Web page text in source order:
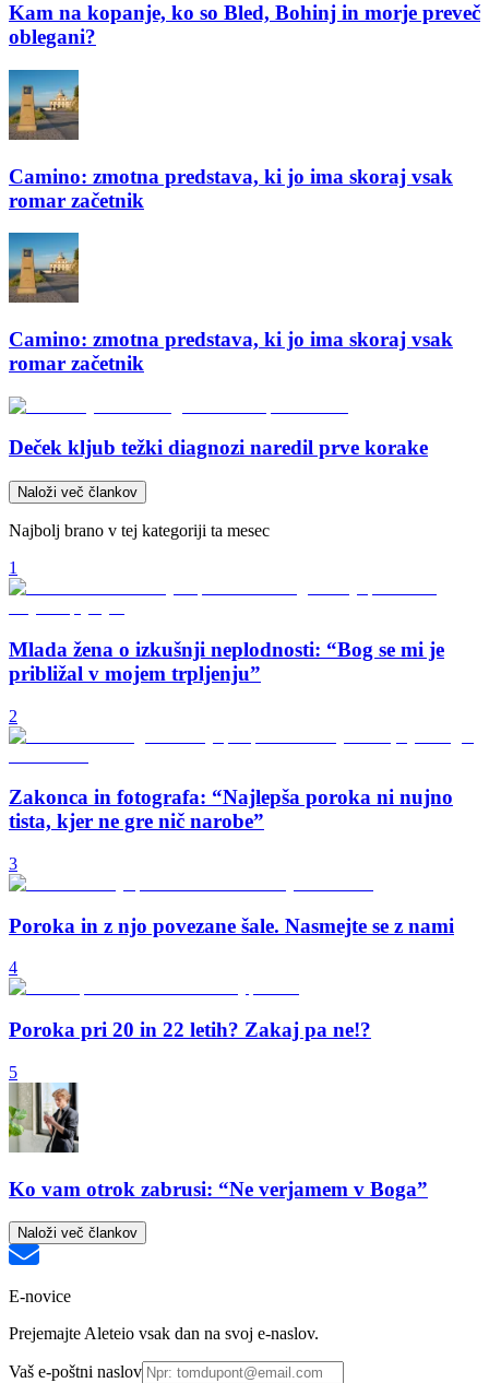
Kam na kopanje, ko so Bled, Bohinj in morje preveč
oblegani?
Camino: zmotna predstava, ki jo ima skoraj vsak
romar začetnik
Camino: zmotna predstava, ki jo ima skoraj vsak
romar začetnik
Deček kljub težki diagnozi naredil prve korake
Naloži več člankov
Najbolj brano v tej kategoriji ta mesec
1
Mlada žena o izkušnji neplodnosti: “Bog se mi je
približal v mojem trpljenju”
2
Zakonca in fotografa: “Najlepša poroka ni nujno
tista, kjer ne gre nič narobe”
3
Poroka in z njo povezane šale. Nasmejte se z nami
4
Poroka pri 20 in 22 letih? Zakaj pa ne!?
5
Ko vam otrok zabrusi: “Ne verjamem v Boga”
Naloži več člankov
E-novice
Prejemajte Aleteio vsak dan na svoj e-naslov.
Vaš e-poštni naslov